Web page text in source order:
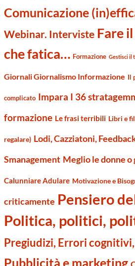
Comunicazione
Webinar. Interviste Fare
che fatica… Formazione Gestisci il
Giornali Giornalismo Informazione Il
complicato Impara I 36
formazione Le frasi terribili Libri e
regalare) Lodi, Cazziatoni,
Smanagement Meglio le donne o
Calunniare Adulare Motivazione e
criticamente Pensiero
Politica, politici,
Pregiudizi, Errori
Pubblicità e marketing